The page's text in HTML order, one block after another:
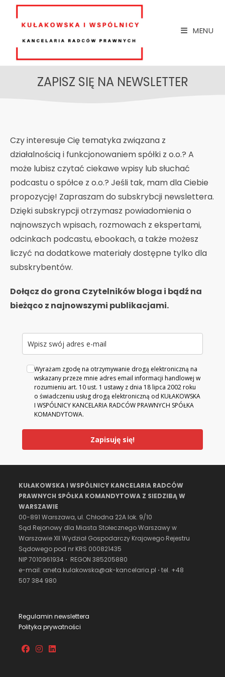
MENU
ZAPISZ SIĘ NA NEWSLETTER
Czy interesuje Cię tematyka związana z
działalnością i funkcjonowaniem spółki z o.o.? A
może lubisz czytać ciekawe wpisy lub słuchać
podcastu o spółce z o.o.? Jeśli tak, mam dla Ciebie
propozycję! Zapraszam do subskrybcji newslettera.
Dzięki subskrypcji otrzymasz powiadomienia o
najnowszych wpisach, rozmowach z ekspertami,
odcinkach podcastu, ebookach, a także możesz
liczyć na dodatkowe materiały dostępne tylko dla
subskrybentów.
Dołącz do grona Czytelników bloga i bądź na
bieżąco z najnowszymi publikacjami.
Wyrażam zgodę na otrzymywanie drogą elektroniczną na
wskazany przeze mnie adres email informacji handlowej w
rozumieniu art. 10 ust. 1 ustawy z dnia 18 lipca 2002 roku
o świadczeniu usług drogą elektroniczną od KUŁAKOWSKA
I WSPÓLNICY KANCELARIA RADCÓW PRAWNYCH SPÓŁKA
KOMANDYTOWA.
Zapisuję się!
KUŁAKOWSKA I WSPÓLNICY KANCELARIA RADCÓW
PRAWNYCH SPÓŁKA KOMANDYTOWA Z SIEDZIBĄ W
WARSZAWIE
00-891 Warszawa, ul. Chłodna 22A lok. 9/10
Sąd Rejonowy dla Miasta Stołecznego Warszawy w
Warszawie XII Wydział Gospodarczy Krajowego Rejestru
Sądowego pod nr KRS 000821435
NIP 7010961934 · REGON 385205880
e-mail: aneta.kulakowska@ak-kancelaria.pl · tel. +48
507 384 980
Regulamin newslettera
Polityka prywatności